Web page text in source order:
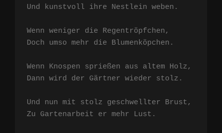
Und kunstvoll ihre Nestlein weben.
Wenn weniger die Regentröpfchen,
Doch umso mehr die Blumenköpchen.
Wenn Knospen sprießen aus altem Holz,
Dann wird der Gärtner wieder stolz.
Und nun mit stolz geschwellter Brust,
Zu Gartenarbeit er mehr Lust.